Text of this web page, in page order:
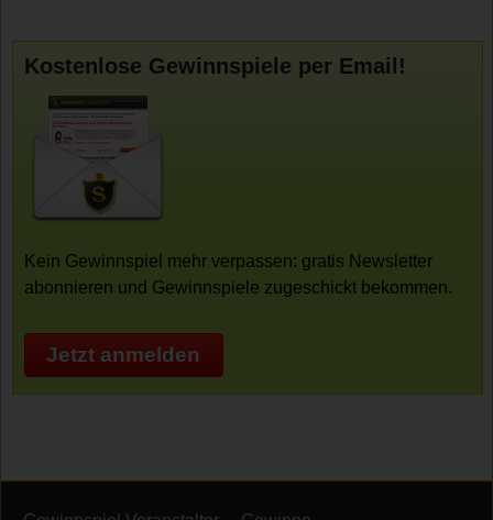
Kostenlose Gewinnspiele per Email!
Kein Gewinnspiel mehr verpassen: gratis Newsletter
abonnieren und Gewinnspiele zugeschickt bekommen.
Jetzt anmelden